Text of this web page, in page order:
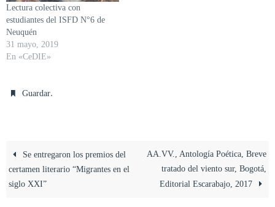
Lectura colectiva con
estudiantes del ISFD N°6 de
Neuquén
31 mayo, 2019
En «CeDIE»
Guardar.
Se entregaron los premios del
certamen literario “Migrantes en el
siglo XXI”
AA.VV., Antología Poética, Breve
tratado del viento sur, Bogotá,
Editorial Escarabajo, 2017